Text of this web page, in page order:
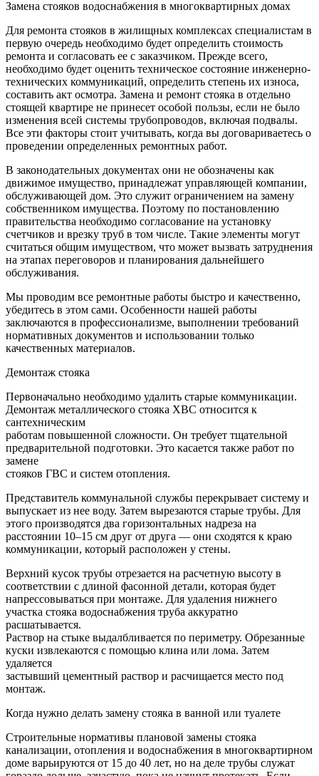
Замена стояков водоснабжения в многоквартирных домах
Для ремонта стояков в жилищных комплексах специалистам в
первую очередь необходимо будет определить стоимость
ремонта и согласовать ее с заказчиком. Прежде всего,
необходимо будет оценить техническое состояние инженерно-
технических коммуникаций, определить степень их износа,
составить акт осмотра. Замена и ремонт стояка в отдельно
стоящей квартире не принесет особой пользы, если не было
изменения всей системы трубопроводов, включая подвалы.
Все эти факторы стоит учитывать, когда вы договариваетесь о
проведении определенных ремонтных работ.
В законодательных документах они не обозначены как
движимое имущество, принадлежат управляющей компании,
обслуживающей дом. Это служит ограничением на замену
собственником имущества. Поэтому по постановлению
правительства необходимо согласование на установку
счетчиков и врезку труб в том числе. Такие элементы могут
считаться общим имуществом, что может вызвать затруднения
на этапах переговоров и планирования дальнейшего
обслуживания.
Мы проводим все ремонтные работы быстро и качественно,
убедитесь в этом сами. Особенности нашей работы
заключаются в профессионализме, выполнении требований
нормативных документов и использовании только
качественных материалов.
Демонтаж стояка
Первоначально необходимо удалить старые коммуникации.
Демонтаж металлического стояка ХВС относится к
сантехническим
работам повышенной сложности. Он требует тщательной
предварительной подготовки. Это касается также работ по
замене
стояков ГВС и систем отопления.
Представитель коммунальной службы перекрывает систему и
выпускает из нее воду. Затем вырезаются старые трубы. Для
этого производятся два горизонтальных надреза на
расстоянии 10–15 см друг от друга — они сходятся к краю
коммуникации, который расположен у стены.
Верхний кусок трубы отрезается на расчетную высоту в
соответствии с длиной фасонной детали, которая будет
напрессовываться при монтаже. Для удаления нижнего
участка стояка водоснабжения труба аккуратно
расшатывается.
Раствор на стыке выдалбливается по периметру. Обрезанные
куски извлекаются с помощью клина или лома. Затем
удаляется
застывший цементный раствор и расчищается место под
монтаж.
Когда нужно делать замену стояка в ванной или туалете
Строительные нормативы плановой замены стояка
канализации, отопления и водоснабжения в многоквартирном
доме варьируются от 15 до 40 лет, но на деле трубы служат